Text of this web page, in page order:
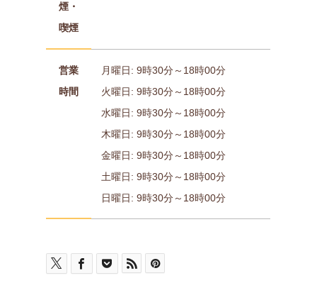
煙・
喫煙
営業
時間
月曜日: 9時30分～18時00分
火曜日: 9時30分～18時00分
水曜日: 9時30分～18時00分
木曜日: 9時30分～18時00分
金曜日: 9時30分～18時00分
土曜日: 9時30分～18時00分
日曜日: 9時30分～18時00分